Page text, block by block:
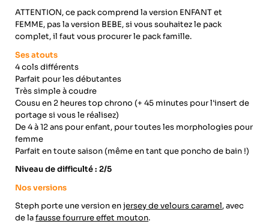
ATTENTION, ce pack comprend la version ENFANT et
FEMME, pas la version BEBE, si vous souhaitez le pack
complet, il faut vous procurer le pack famille.
Ses atouts
4 cols différents
Parfait pour les débutantes
Très simple à coudre
Cousu en 2 heures top chrono (+ 45 minutes pour l'insert de
portage si vous le réalisez)
De 4 à 12 ans pour enfant, pour toutes les morphologies pour
femme
Parfait en toute saison (même en tant que poncho de bain !)
Niveau de difficulté : 2/5
Nos versions
Steph porte une version enjersey de velours caramel, avec
de lafausse fourrure effet mouton.